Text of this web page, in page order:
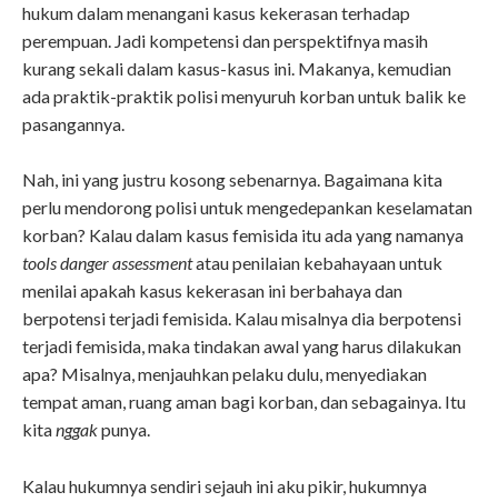
hukum dalam menangani kasus kekerasan terhadap
perempuan. Jadi kompetensi dan perspektifnya masih
kurang sekali dalam kasus-kasus ini. Makanya, kemudian
ada praktik-praktik polisi menyuruh korban untuk balik ke
pasangannya.
Nah, ini yang justru kosong sebenarnya. Bagaimana kita
perlu mendorong polisi untuk mengedepankan keselamatan
korban? Kalau dalam kasus femisida itu ada yang namanya
tools danger assessmentatau penilaian kebahayaan untuk
menilai apakah kasus kekerasan ini berbahaya dan
berpotensi terjadi femisida. Kalau misalnya dia berpotensi
terjadi femisida, maka tindakan awal yang harus dilakukan
apa? Misalnya, menjauhkan pelaku dulu, menyediakan
tempat aman, ruang aman bagi korban, dan sebagainya. Itu
kitanggakpunya.
Kalau hukumnya sendiri sejauh ini aku pikir, hukumnya